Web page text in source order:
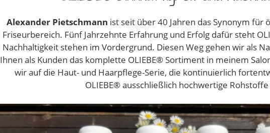
Alexander Pietschmann ist seit über 40 Jahren das Synonym für
Friseurbereich. Fünf Jahrzehnte Erfahrung und Erfolg dafür steht
Nachhaltigkeit stehen im Vordergrund. Diesen Weg gehen wir als
Ihnen als Kunden das komplette OLIEBE® Sortiment in meinem
wir auf die Haut- und Haarpflege-Serie, die kontinuierlich
OLIEBE® ausschließlich hochwertige